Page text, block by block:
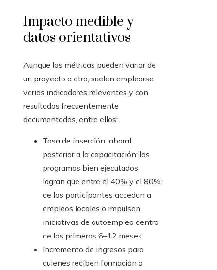
Impacto medible y
datos orientativos
Aunque las métricas pueden variar de
un proyecto a otro, suelen emplearse
varios indicadores relevantes y con
resultados frecuentemente
documentados, entre ellos:
Tasa de inserción laboral
posterior a la capacitación: los
programas bien ejecutados
logran que entre el 40% y el 80%
de los participantes accedan a
empleos locales o impulsen
iniciativas de autoempleo dentro
de los primeros 6–12 meses.
Incremento de ingresos para
quienes reciben formación o